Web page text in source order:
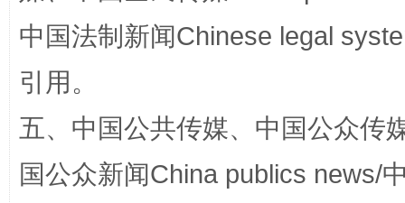
漫山遍野的桃花与雪山、麦地、白藏房 除
中国法制新闻Chinese legal
引用。
五、中国公共传媒、中国公众传
国公众新闻China publics news/